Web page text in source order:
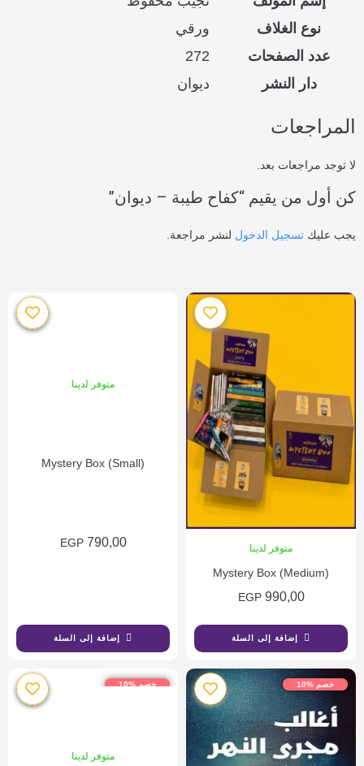
نوع الغلاف
ورقي
عدد الصفحات
272
دار النشر
ديوان
المراجعات
لا توجد مراجعات بعد.
كن أول من يقيم “كفاح طيبة – ديوان”
يجب عليك تسجيل الدخول لنشر مراجعة.
متوفر لدينا
Mystery Box (Medium)
990,00
EGP
إضافة إلى السلة
متوفر لدينا
Mystery Box (Small)
790,00
EGP
إضافة إلى السلة
خصم %10 خصم %10
متوفر لدينا